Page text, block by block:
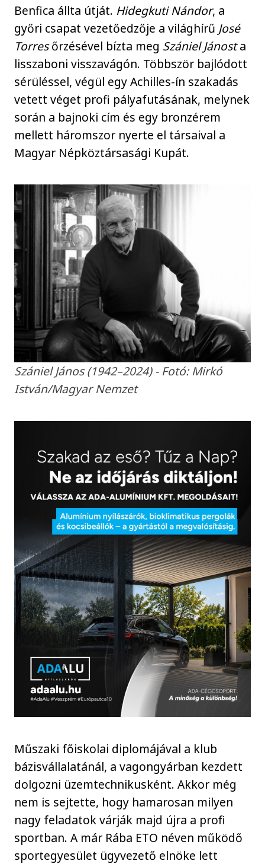
Benfica állta útját. Hidegkuti Nándor, a
győri csapat vezetőedzője a világhírű José
Torresőrzésével bízta meg Szániel Jánosta
lisszaboni visszavágón. Többször bajlódott
sérüléssel, végül egy Achilles-ín szakadás
vetett véget profi pályafutásának, melynek
során a bajnoki cím és egy bronzérem
mellett háromszor nyerte el társaival a
Magyar Népköztársasági Kupát.
Szániel János (1942–2024) - Fotó: Mirkó
István/Magyar Nemzet
Műszaki főiskolai diplomájával a klub
bázisvállalatánál, a vagongyárban kezdett
dolgozni üzemtechnikusként. Akkor még
nem is sejtette, hogy hamarosan milyen
nagy feladatok várják majd újra a profi
sportban. A már Rába ETO néven működő
sportegyesület ügyvezető elnöke lett